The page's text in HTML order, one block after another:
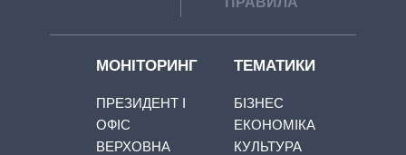
МОНІТОРИНГ
ПРЕЗИДЕНТ І
ОФІС
ВЕРХОВНА
ТЕМАТИКИ
БІЗНЕС
ЕКОНОМІКА
КУЛЬТУРА